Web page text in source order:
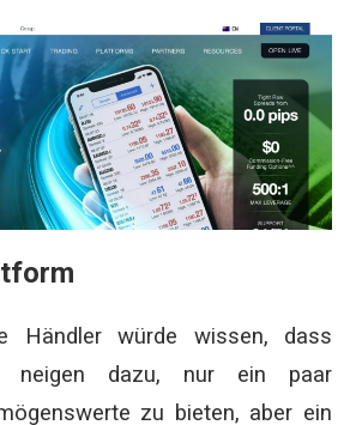
Händler würde wissen, dass
neigen dazu, nur ein paar
zu bieten, aber ein